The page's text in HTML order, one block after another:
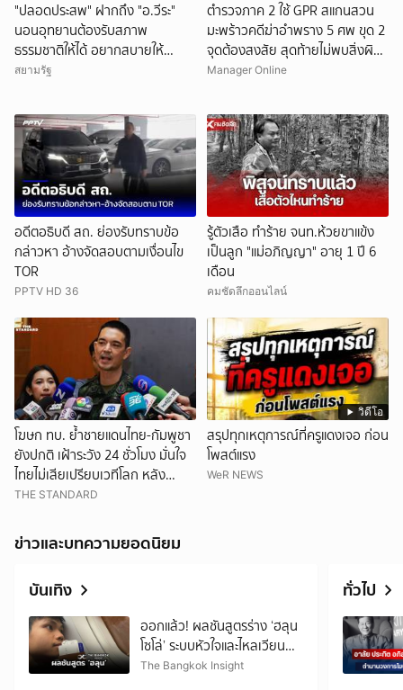
"ปลอดประสพ" ฝากถึง "อ.วีระ"
นอนอุทยานต้องรับสภาพ
ธรรมชาติให้ได้ อยากสบายให้
นอนโรงแรม ติงไม่เหมาะสม ดุใส่
สยามรัฐ
ตำรวจภาค 2 ใช้ GPR สแกนสวน
มะพร้าวคดีฆ่าอำพราง 5 ศพ ขุด 2
จุดต้องสงสัย สุดท้ายไม่พบสิ่งผิด
ปกติ
Manager Online
อดีตอธิบดี สถ. ย่องรับทราบข้อ
กล่าวหา อ้างจัดสอบตามเงื่อนไข
TOR
PPTV HD 36
รู้ตัวเสือ ทำร้าย จนท.ห้วยขาแข้ง
เป็นลูก "แม่อภิญญา" อายุ 1 ปี 6
เดือน
คมชัดลึกออนไลน์
โฆษก ทบ. ย้ำชายแดนไทย-กัมพูชา
ยังปกติ เฝ้าระวัง 24 ชั่วโมง มั่นใจ
ไทยไม่เสียเปรียบเวทีโลก หลัง
กัมพูชายื่น UN รับรอง MOU43
THE STANDARD
วิดีโอ
สรุปทุกเหตุการณ์ที่ครูแดงเจอ ก่อน
โพสต์แรง
WeR NEWS
ข่าวและบทความยอดนิยม
บันเทิง
ออกแล้ว! ผลชันสูตรร่าง ‘ฮลุน
โซโล่’ ระบบหัวใจและไหลเวียน
โลหิตล้มเหลว
The Bangkok Insight
ทั่วไป